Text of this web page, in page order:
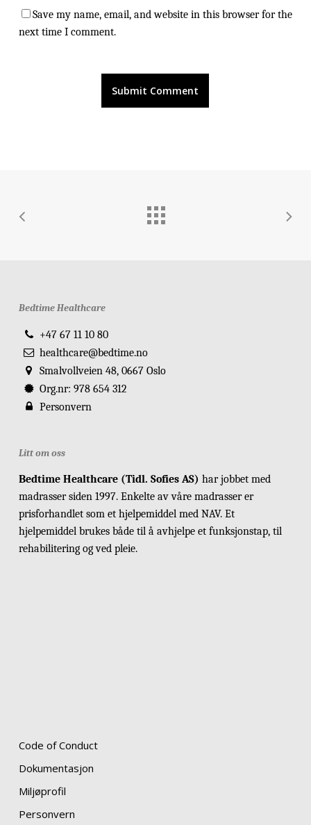
Save my name, email, and website in this browser for the
next time I comment.
Bedtime Healthcare
+47 67 11 10 80
healthcare@bedtime.no
Smalvollveien 48, 0667 Oslo
Org.nr: 978 654 312
Personvern
Litt om oss
Bedtime Healthcare (Tidl. Sofies AS) har jobbet med
madrasser siden 1997. Enkelte av våre madrasser er
prisforhandlet som et hjelpemiddel med NAV. Et
hjelpemiddel brukes både til å avhjelpe et funksjonstap, til
rehabilitering og ved pleie.
Code of Conduct
Dokumentasjon
Miljøprofil
Personvern